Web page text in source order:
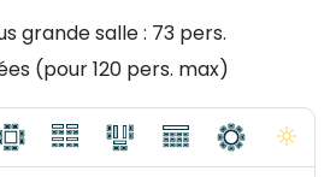
grande salle : 73 pers.
(pour 120 pers. max)